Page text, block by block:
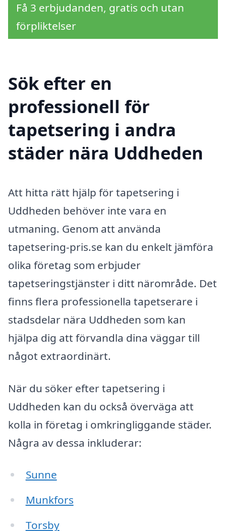
Få 3 erbjudanden, gratis och utan
förpliktelser
Sök efter en
professionell för
tapetsering i andra
städer nära Uddheden
Att hitta rätt hjälp för tapetsering i
Uddheden behöver inte vara en
utmaning. Genom att använda
tapetsering-pris.se kan du enkelt jämföra
olika företag som erbjuder
tapetseringstjänster i ditt närområde. Det
finns flera professionella tapetserare i
stadsdelar nära Uddheden som kan
hjälpa dig att förvandla dina väggar till
något extraordinärt.
När du söker efter tapetsering i
Uddheden kan du också överväga att
kolla in företag i omkringliggande städer.
Några av dessa inkluderar:
Sunne
Munkfors
Torsby